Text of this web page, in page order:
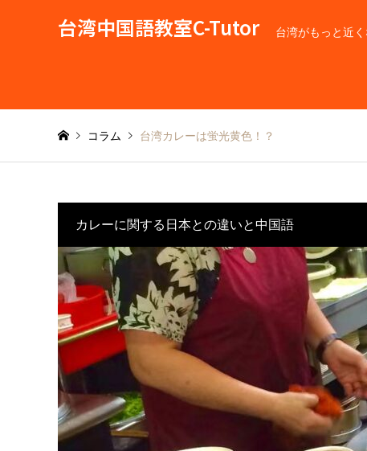
台湾中国語教室C-Tutor 台湾がもっと近
コラム 台湾カレーは蛍光黄色！？
カレーに関する日本との違いと中国語